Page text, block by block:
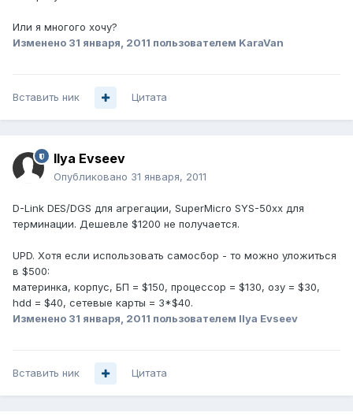
Или я многого хочу?
Изменено 31 января, 2011 пользователем KaraVan
Вставить ник Цитата
Ilya Evseev
Опубликовано 31 января, 2011
D-Link DES/DGS для агрегации, SuperMicro SYS-50xx для
терминации. Дешевле $1200 не получается.
UPD. Хотя если использовать самосбор - то можно уложиться
в $500:
материнка, корпус, БП = $150, процессор = $130, озу = $30,
hdd = $40, сетевые карты = 3*$40.
Изменено 31 января, 2011 пользователем Ilya Evseev
Вставить ник Цитата